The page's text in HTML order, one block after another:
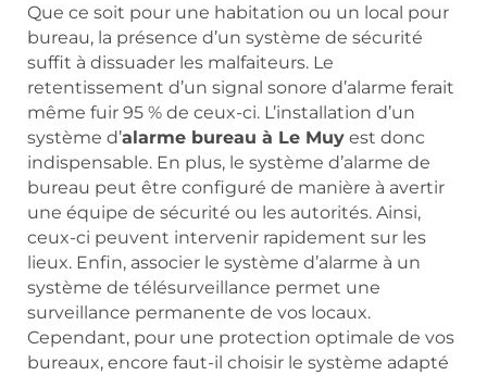
Que ce soit pour une habitation ou un local pour
bureau, la présence d’un système de sécurité
suffit à dissuader les malfaiteurs. Le
retentissement d’un signal sonore d’alarme ferait
même fuir 95 % de ceux-ci. L’installation d’un
système d’alarme bureau à Le Muy est donc
indispensable. En plus, le système d’alarme de
bureau peut être configuré de manière à avertir
une équipe de sécurité ou les autorités. Ainsi,
ceux-ci peuvent intervenir rapidement sur les
lieux. Enfin, associer le système d’alarme à un
système de télésurveillance permet une
surveillance permanente de vos locaux.
Cependant, pour une protection optimale de vos
bureaux, encore faut-il choisir le système adapté